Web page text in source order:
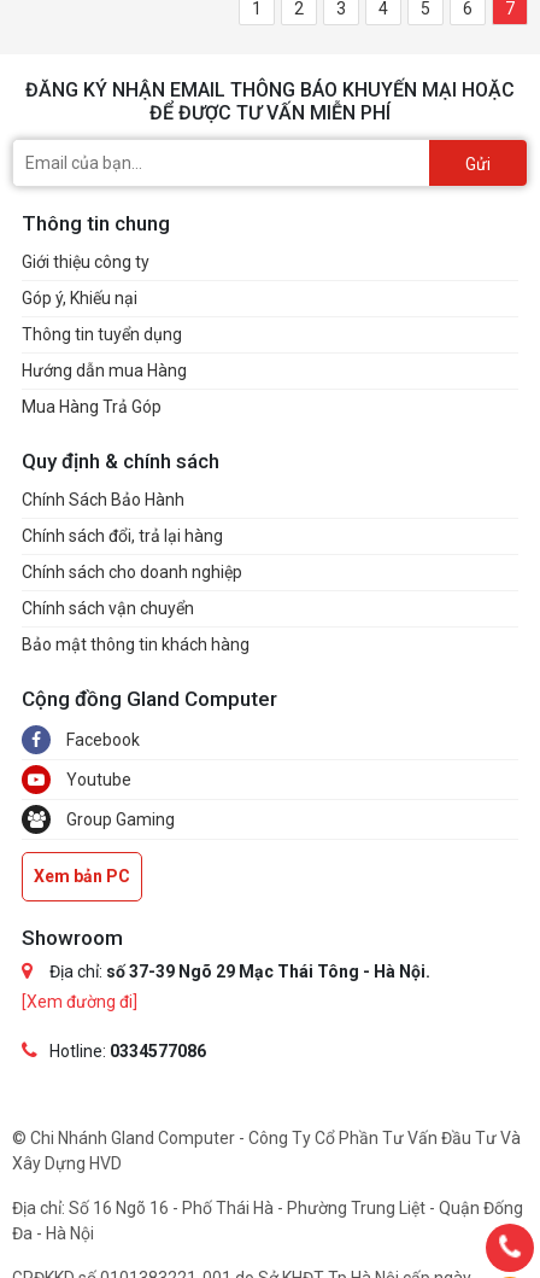
1 2 3 4 5 6 7
ĐĂNG KÝ NHẬN EMAIL THÔNG BÁO KHUYẾN MẠI HOẶC
ĐỂ ĐƯỢC TƯ VẤN MIỄN PHÍ
Gửi
Thông tin chung
Giới thiệu công ty
Góp ý, Khiếu nại
Thông tin tuyển dụng
Hướng dẫn mua Hàng
Mua Hàng Trả Góp
Quy định & chính sách
Chính Sách Bảo Hành
Chính sách đổi, trả lại hàng
Chính sách cho doanh nghiệp
Chính sách vận chuyển
Bảo mật thông tin khách hàng
Cộng đồng Gland Computer
Facebook
Youtube
Group Gaming
Xem bản PC
Showroom
Địa chỉ: số 37-39 Ngõ 29 Mạc Thái Tông - Hà Nội.
[Xem đường đi]
Hotline: 0334577086
© Chi Nhánh Gland Computer - Công Ty Cổ Phần Tư Vấn Đầu Tư Và
Xây Dựng HVD
Địa chỉ: Số 16 Ngõ 16 - Phố Thái Hà - Phường Trung Liệt - Quận Đống
Đa - Hà Nội